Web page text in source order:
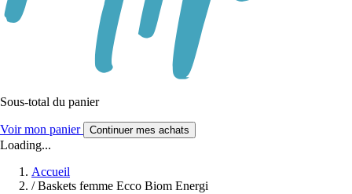
Sous-total du panier
Voir mon panier Continuer mes achats
Loading...
Accueil
/ Baskets femme Ecco Biom Energi